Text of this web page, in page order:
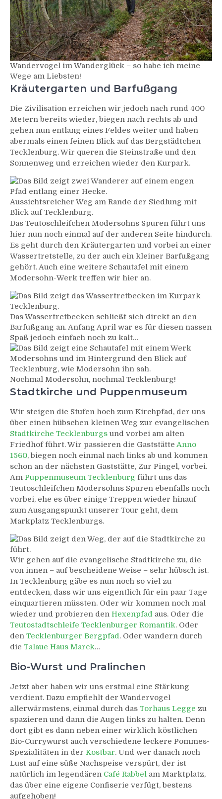
Wandervogel im Wanderglück – so habe ich meine
Wege am Liebsten!
Kräutergarten und Barfußgang
Die Zivilisation erreichen wir jedoch nach rund 400
Metern bereits wieder, biegen nach rechts ab und
gehen nun entlang eines Feldes weiter und haben
abermals einen feinen Blick auf das Bergstädtchen
Tecklenburg. Wir queren die Steinstraße und den
Sonnenweg und erreichen wieder den Kurpark.
Aussichtsreicher Weg am Rande der Siedlung mit
Blick auf Tecklenburg.
Das Teutoschleifchen Modersohns Spuren führt uns
hier nun noch einmal auf der anderen Seite hindurch.
Es geht durch den Kräutergarten und vorbei an einer
Wassertretstelle, zu der auch ein kleiner Barfußgang
gehört. Auch eine weitere Schautafel mit einem
Modersohn-Werk treffen wir hier an.
Das Wassertretbecken schließt sich direkt an den
Barfußgang an. Anfang April war es für diesen nassen
Spaß jedoch einfach noch zu kalt…
Nochmal Modersohn, nochmal Tecklenburg!
Stadtkirche und Puppenmuseum
Wir steigen die Stufen hoch zum Kirchpfad, der uns
über einen hübschen kleinen Weg zur evangelischen
Stadtkirche Tecklenburgs und vorbei am alten
Friedhof führt. Wir passieren die Gaststätte Anno
1560, biegen noch einmal nach links ab und kommen
schon an der nächsten Gaststätte, Zur Pingel, vorbei.
Am Puppenmuseum Tecklenburg führt uns das
Teutoschleifchen Modersohns Spuren ebenfalls noch
vorbei, ehe es über einige Treppen wieder hinauf
zum Ausgangspunkt unserer Tour geht, dem
Markplatz Tecklenburgs.
Wir gehen auf die evangelische Stadtkirche zu, die
von innen – auf bescheidene Weise – sehr hübsch ist.
In Tecklenburg gäbe es nun noch so viel zu
entdecken, dass wir uns eigentlich für ein paar Tage
einquartieren müssten. Oder wir kommen noch mal
wieder und probieren den Hexenpfad aus. Oder die
Teutostadtschleife Tecklenburger Romantik. Oder
den Tecklenburger Bergpfad. Oder wandern durch
die Talaue Haus Marck…
Bio-Wurst und Pralinchen
Jetzt aber haben wir uns erstmal eine Stärkung
verdient. Dazu empfiehlt der Wandervogel
allerwärmstens, einmal durch das Torhaus Legge zu
spazieren und dann die Augen links zu halten. Denn
dort gibt es dann neben einer wirklich köstlichen
Bio-Currywurst auch verschiedene leckere Pommes-
Spezialitäten in der Kostbar. Und wer danach noch
Lust auf eine süße Nachspeise verspürt, der ist
natürlich im legendären Café Rabbel am Marktplatz,
das über eine eigene Confiserie verfügt, bestens
aufgehoben!